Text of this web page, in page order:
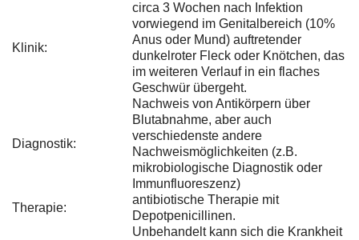
Klinik:
circa 3 Wochen nach Infektion
vorwiegend im Genitalbereich (10%
Anus oder Mund) auftretender
dunkelroter Fleck oder Knötchen, das
im weiteren Verlauf in ein flaches
Geschwür übergeht.
Diagnostik:
Nachweis von Antikörpern über
Blutabnahme, aber auch
verschiedenste andere
Nachweismöglichkeiten (z.B.
mikrobiologische Diagnostik oder
Immunfluoreszenz)
Therapie:
antibiotische Therapie mit
Depotpenicillinen.
Unbehandelt kann sich die Krankheit